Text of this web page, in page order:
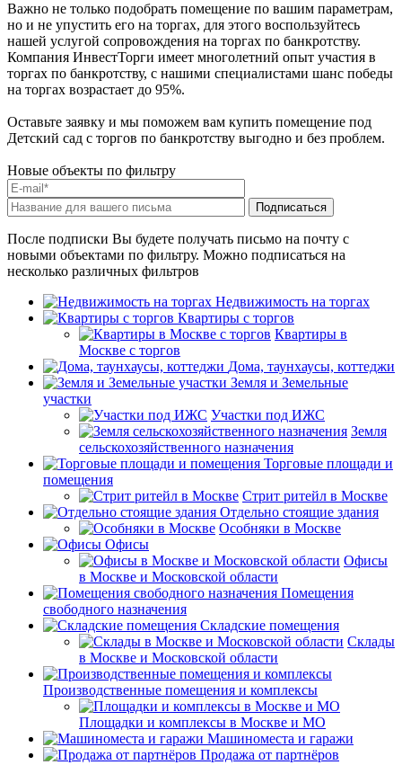
Важно не только подобрать помещение по вашим параметрам,
но и не упустить его на торгах, для этого воспользуйтесь
нашей услугой сопровождения на торгах по банкротству.
Компания ИнвестТорги имеет многолетний опыт участия в
торгах по банкротству, с нашими специалистами шанс победы
на торгах возрастает до 95%.
Оставьте заявку и мы поможем вам купить помещение под
Детский сад с торгов по банкротству выгодно и без проблем.
Новые объекты по фильтру
После подписки Вы будете получать письмо на почту с
новыми объектами по фильтру. Можно подписаться на
несколько различных фильтров
Недвижимость на торгах
Квартиры с торгов
Квартиры в
Москве с торгов
Дома, таунхаусы, коттеджи
Земля и Земельные
участки
Участки под ИЖС
Земля
сельскохозяйственного назначения
Торговые площади и
помещения
Стрит ритейл в Москве
Отдельно стоящие здания
Особняки в Москве
Офисы
Офисы
в Москве и Московской области
Помещения
свободного назначения
Складские помещения
Склады
в Москве и Московской области
Производственные помещения и комплексы
Площадки и комплексы в Москве и МО
Машиноместа и гаражи
Продажа от партнёров